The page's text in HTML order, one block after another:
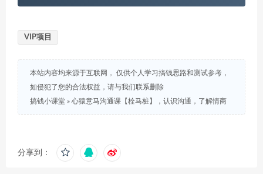
VIP项目
本站内容均来源于互联网， 仅供个人学习搞钱思路和测试参考，
如侵犯了您的合法权益，请与我们联系删除
搞钱小课堂 » 心猿意马沟通课【栓马桩】，认识沟通，了解情商
分享到：